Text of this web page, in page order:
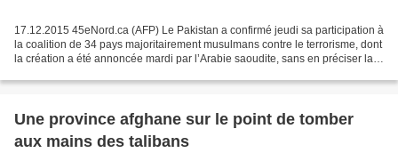
17.12.2015 45eNord.ca (AFP) Le Pakistan a confirmé jeudi sa participation à
la coalition de 34 pays majoritairement musulmans contre le terrorisme, dont
la création a été annoncée mardi par l’Arabie saoudite, sans en préciser la
Une province afghane sur le point de tomber
aux mains des talibans